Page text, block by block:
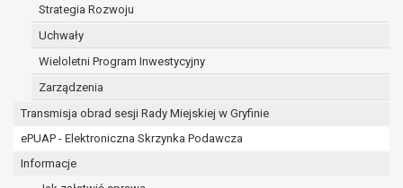
Strategia Rozwoju
Uchwały
Wieloletni Program Inwestycyjny
Zarządzenia
Transmisja obrad sesji Rady Miejskiej w Gryfinie
ePUAP - Elektroniczna Skrzynka Podawcza
Informacje
określonymi przez przepisy prawa powszechnie
W przypadku, gdy dane osobowe przetwarzane są na
W przypadku, gdy dane osobowe przetwarzane są w celu
umowy przetwarzanie odbywa się przez okres
umowy, a po tym czasie w zakresie wymaganym przez
zabezpieczenia ewentualnych roszczeń, a w przypadku
tej zgody.